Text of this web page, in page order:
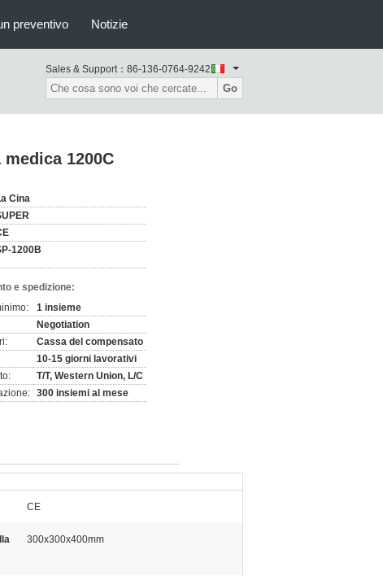
preventivo Notizie
Sales & Support： 86-136-0764-9242
Go
1200C
Cina
1200B
e spedizione:
1 insieme
Negotiation
Cassa del compensato
10-15 giorni lavorativi
T/T, Western Union, L/C
300 insiemi al mese
CE
300x300x400mm